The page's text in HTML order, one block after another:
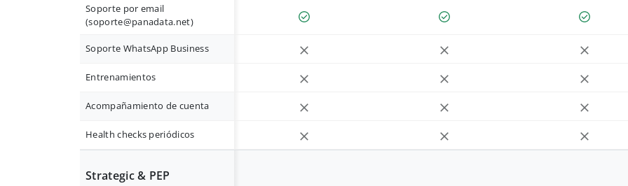
Soporte por email
(soporte@panadata.net)
Soporte WhatsApp Business
Entrenamientos
Acompañamiento de cuenta
Health checks periódicos
Strategic & PEP